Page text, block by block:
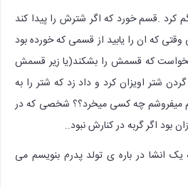
کرد .قسم خورد که اگر شترش را پیدا کند
که ان را یابید از قسمی که خورده بود
که قسمش را بشکند(یا زیر قسمش
شتر اویزان کرد و داد زد که شتر را به
میفروشم چه کسی میخرد؟؟ شخصی که در
بود اگر گربه در کنارش نبود..
انشا در باره ی تولد پدرم بنویسم می